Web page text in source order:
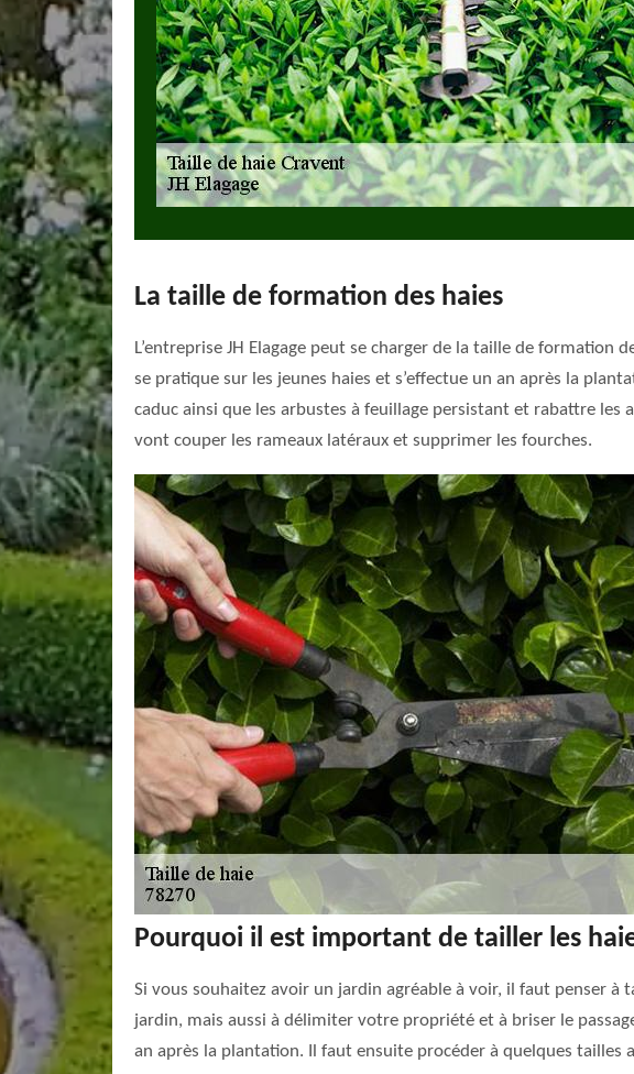
La taille de formation des haies
L’entreprise JH Elagage peut se charger de la taille de
se pratique sur les jeunes haies et s’effectue un an après la
caduc ainsi que les arbustes à feuillage persistant et rabattre les
vont couper les rameaux latéraux et supprimer les fourches.
Pourquoi il est important de tailler les
Si vous souhaitez avoir un jardin agréable à voir, il faut penser à
jardin, mais aussi à délimiter votre propriété et à briser le
an après la plantation. Il faut ensuite procéder à quelques tailles